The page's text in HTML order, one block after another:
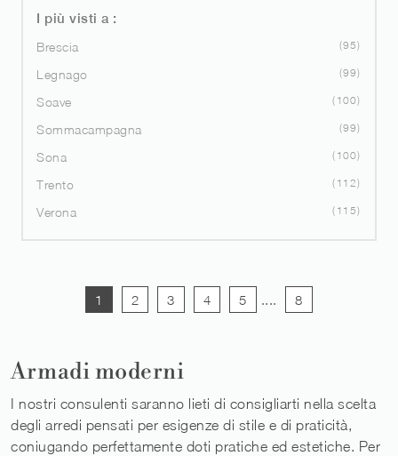
I più visti a :
Brescia
95
Legnago 99
Soave 100
Sommacampagna 99
Sona 100
Trento 112
Verona 115
1 2 3 4 5 .... 8
Armadi moderni
I nostri consulenti saranno lieti di consigliarti nella scelta
degli arredi pensati per esigenze di stile e di praticità,
coniugando perfettamente doti pratiche ed estetiche. Per